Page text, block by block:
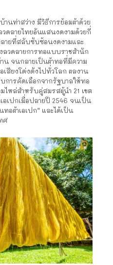
นท่าสว่าง มีวิธีการย้อมผ้าด้วย
ดลายไทยอันแสนงดงามด้วยกี่
ายที่สลับซับซ้อนงดงามและ
วดลายการทอแบบราชสำนัก
จนกลายเป็นผ้าทอที่มีความ
สียงโด่งดังไปทั่วโลก ผลงาน
การคัดเลือกจากรัฐบาลให้ทอ
ไหล่สำหรับคู่สมรสผู้นำ 21 เขต
อเปกเมื่อปลายปี 2546 จนเป็น
อผ้าเอเปก” และได้เป็น
ศ